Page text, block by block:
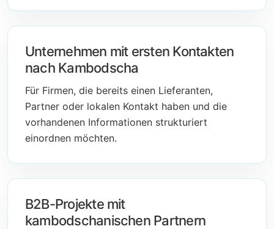
Unternehmen mit ersten Kontakten
nach Kambodscha
Für Firmen, die bereits einen Lieferanten,
Partner oder lokalen Kontakt haben und die
vorhandenen Informationen strukturiert
einordnen möchten.
B2B-Projekte mit
kambodschanischen Partnern